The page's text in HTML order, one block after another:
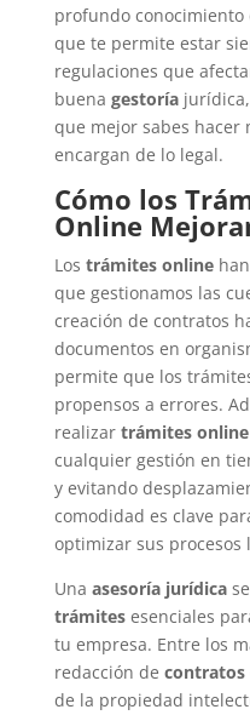
profundo
que te permite estar
regulaciones que
buena gestoríajurídica,
que mejor sabes hacer
encargan de lo legal.
Cómo los
Online
Los trámites onlinehan
que gestionamos las
creación de contratos
documentos en
permite que los
propensos a errores.
realizar trámites online
cualquier gestión en
y evitando
comodidad es clave
optimizar sus procesos
Una asesoría jurídica
trámitesesenciales
tu empresa. Entre los
redacción de contratos
de la propiedad